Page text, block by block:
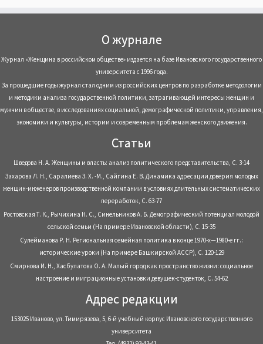
О журнале
Журнал «Женщина в российском обществе» издается на базе Ивановского государственного
университета с 1996 года.
За прошедшие годы журнал стал одним из российских центров по разработке методологии
и методики анализа государственной политики, затрагивающей интересы женщин и
мужчин в обществе, в исследованиях социальной, демографической политики, управления,
экономики и культуры, истории и современным проблемам женского движения.
Статьи
Шведова Н. А. Женщины и власть: анализ политического представительства, С. 3-14
Захарова Л. Н., Саралиева З. Х. -М., Сайгина Е. В. Динамика адресации доверия молодых
женщин-инженеров производственной компании в условиях длительных систематических
переработок, С. 63-77
Ростовская Т. К., Рычихина Н. С., Синельников А. Б. Демографический потенциал молодой
сельской семьи (На примере Ивановской области), С. 15-35
Сулейманова Р. Н. Региональная семейная политика в конце 1970-х—1980-е гг.:
исторические уроки (На примере Башкирской АССР), С. 120-129
Смирнова И. Н., Хасбулатова О. А. Малый город как пространство жизни: социальное
настроение и миграционные установки девушек-студенток, С. 54-62
Адрес редакции
153025 Иваново, ул. Тимирязева, 5, 6-й учебный корпус Ивановского государственного
университета